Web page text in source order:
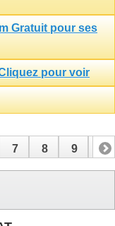
Gratuit pour ses
pour voir
7 8 9 10